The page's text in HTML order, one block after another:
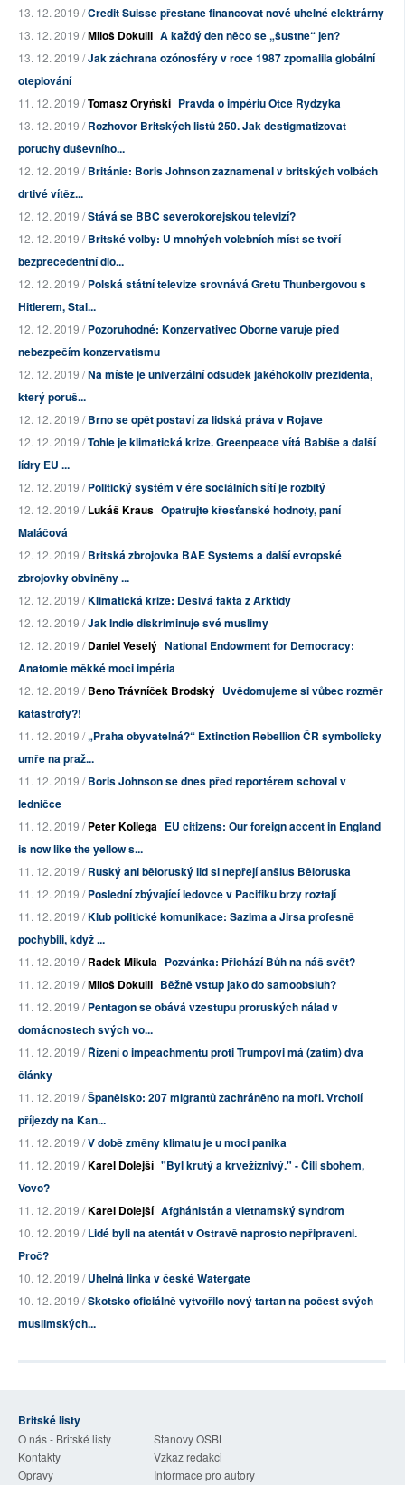
13. 12. 2019 /Credit Suisse přestane financovat nové uhelné elektrárny
13. 12. 2019 /Miloš Dokulil A každý den něco se „šustne“ jen?
13. 12. 2019 /Jak záchrana ozónosféry v roce 1987 zpomalila globální
oteplování
11. 12. 2019 /Tomasz Oryński Pravda o impériu Otce Rydzyka
13. 12. 2019 /Rozhovor Britských listů 250. Jak destigmatizovat
poruchy duševního...
12. 12. 2019 /Británie: Boris Johnson zaznamenal v britských volbách
drtivé vítěz...
12. 12. 2019 /Stává se BBC severokorejskou televizí?
12. 12. 2019 /Britské volby: U mnohých volebních míst se tvoří
bezprecedentní dlo...
12. 12. 2019 /Polská státní televize srovnává Gretu Thunbergovou s
Hitlerem, Stal...
12. 12. 2019 /Pozoruhodné: Konzervativec Oborne varuje před
nebezpečím konzervatismu
12. 12. 2019 /Na místě je univerzální odsudek jakéhokoliv prezidenta,
který poruš...
12. 12. 2019 /Brno se opět postaví za lidská práva v Rojave
12. 12. 2019 /Tohle je klimatická krize. Greenpeace vítá Babiše a další
lídry EU ...
12. 12. 2019 /Politický systém v éře sociálních sítí je rozbitý
12. 12. 2019 /Lukáš Kraus Opatrujte křesťanské hodnoty, paní
Maláčová
12. 12. 2019 /Britská zbrojovka BAE Systems a další evropské
zbrojovky obviněny ...
12. 12. 2019 /Klimatická krize: Děsivá fakta z Arktidy
12. 12. 2019 /Jak Indie diskriminuje své muslimy
12. 12. 2019 /Daniel Veselý National Endowment for Democracy:
Anatomie měkké moci impéria
12. 12. 2019 /Beno Trávníček Brodský Uvědomujeme si vůbec rozměr
katastrofy?!
11. 12. 2019 /„Praha obyvatelná?“ Extinction Rebellion ČR symbolicky
umře na praž...
11. 12. 2019 /Boris Johnson se dnes před reportérem schoval v
ledničce
11. 12. 2019 /Peter Kollega EU citizens: Our foreign accent in England
is now like the yellow s...
11. 12. 2019 /Ruský ani běloruský lid si nepřejí anšlus Běloruska
11. 12. 2019 /Poslední zbývající ledovce v Pacifiku brzy roztají
11. 12. 2019 /Klub politické komunikace: Sazima a Jirsa profesně
pochybili, když ...
11. 12. 2019 /Radek Mikula Pozvánka: Přichází Bůh na náš svět?
11. 12. 2019 /Miloš Dokulil Běžně vstup jako do samoobsluh?
11. 12. 2019 /Pentagon se obává vzestupu proruských nálad v
domácnostech svých vo...
11. 12. 2019 /Řízení o impeachmentu proti Trumpovi má (zatím) dva
články
11. 12. 2019 /Španělsko: 207 migrantů zachráněno na moři. Vrcholí
příjezdy na Kan...
11. 12. 2019 /V době změny klimatu je u moci panika
11. 12. 2019 /Karel Dolejší "Byl krutý a krvežíznivý." - Čili sbohem,
Vovo?
11. 12. 2019 /Karel Dolejší Afghánistán a vietnamský syndrom
10. 12. 2019 /Lidé byli na atentát v Ostravě naprosto nepřipraveni.
Proč?
10. 12. 2019 /Uhelná linka v české Watergate
10. 12. 2019 /Skotsko oficiálně vytvořilo nový tartan na počest svých
muslimských...
Britské listy
O nás - Britské listy
Stanovy OSBL
Kontakty
Vzkaz redakci
Opravy
Informace pro autory